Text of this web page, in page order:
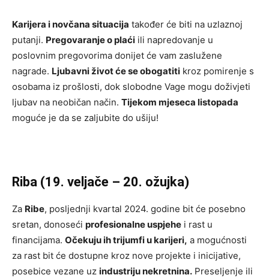
Karijera i novčana situacija također će biti na uzlaznoj
putanji. Pregovaranje o plaći ili napredovanje u
poslovnim pregovorima donijet će vam zaslužene
nagrade. Ljubavni život će se obogatiti kroz pomirenje s
osobama iz prošlosti, dok slobodne Vage mogu doživjeti
ljubav na neobičan način. Tijekom mjeseca listopada
moguće je da se zaljubite do ušiju!
Riba (19. veljače – 20. ožujka)
Za Ribe, posljednji kvartal 2024. godine bit će posebno
sretan, donoseći profesionalne uspjehe i rast u
financijama. Očekuju ih trijumfi u karijeri, a mogućnosti
za rast bit će dostupne kroz nove projekte i inicijative,
posebice vezane uz industriju nekretnina. Preseljenje ili